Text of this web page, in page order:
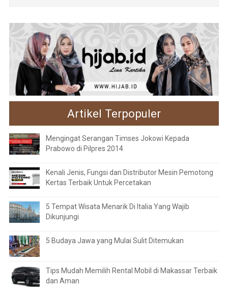
Artikel Terpopuler
Mengingat Serangan Timses Jokowi Kepada
Prabowo di Pilpres 2014
Kenali Jenis, Fungsi dan Distributor Mesin Pemotong
Kertas Terbaik Untuk Percetakan
5 Tempat Wisata Menarik Di Italia Yang Wajib
Dikunjungi
5 Budaya Jawa yang Mulai Sulit Ditemukan
Tips Mudah Memilih Rental Mobil di Makassar Terbaik
dan Aman